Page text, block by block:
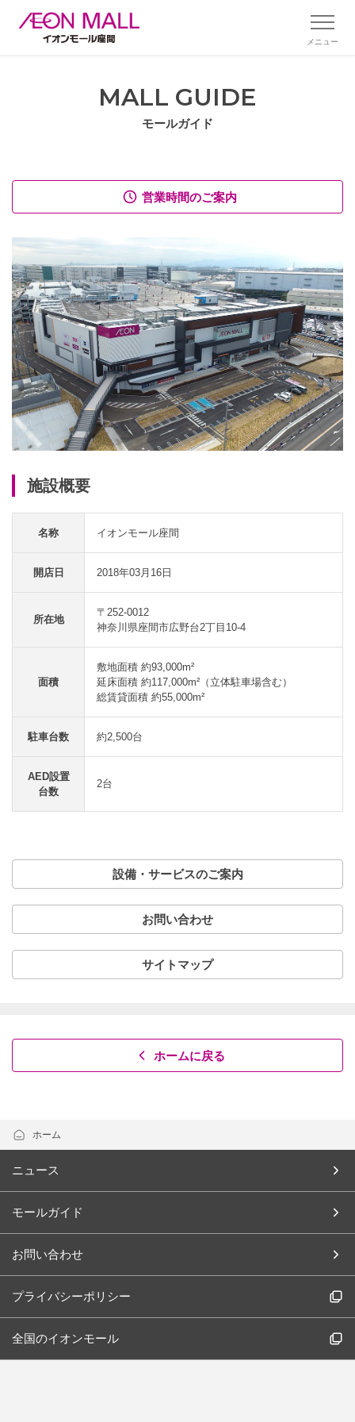
メニュー
MALL GUIDE
モールガイド
営業時間のご案内
施設概要
名称 イオンモール座間
開店日 2018年03月16日
所在地
〒252-0012
神奈川県座間市広野台2丁目10-4
面積
敷地面積 約93,000m²
延床面積 約117,000m²（立体駐車場含む）
総賃貸面積 約55,000m²
駐車台数 約2,500台
AED設置
台数
2台
設備・サービスのご案内
お問い合わせ
サイトマップ
ホームに戻る
ホーム
ニュース
モールガイド
お問い合わせ
プライバシーポリシー
全国のイオンモール